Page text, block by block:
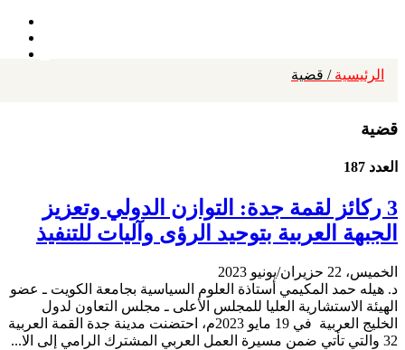
الرئيسية / قضية
قضية
العدد 187
3 ركائز لقمة جدة: التوازن الدولي وتعزيز
الجبهة العربية بتوحيد الرؤى وآليات للتنفيذ
الخميس، 22 حزيران/يونيو 2023
د. هيله حمد المكيمي أستاذة العلوم السياسية بجامعة الكويت ـ عضو
الهيئة الاستشارية العليا للمجلس الأعلى ـ مجلس التعاون لدول
الخليج العربية في 19 مايو 2023م، احتضنت مدينة جدة القمة العربية
32 والتي تأتي ضمن مسيرة العمل العربي المشترك الرامي إلى الا...